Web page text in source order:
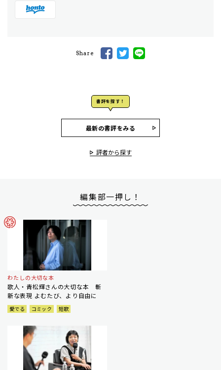
Share
書評を探す！
最新の書評をみる
評者から探す
編集部一押し！
わたしの大切な本
歌人・青松輝さんの大切な本 斬
新な表現 よむたび、より自由に
愛でる コミック 短歌